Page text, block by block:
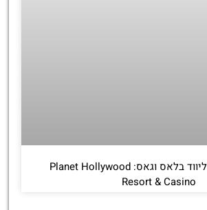
מלון פלאנט הוליווד בלאס וגאס: Planet Hollywood
Resort & Casino